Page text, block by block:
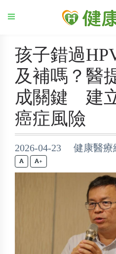
孩子錯過
及補嗎？醫
成關鍵 建
癌症風險
2026-04-23 健康醫療
+